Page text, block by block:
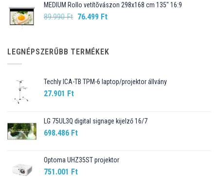
109.990 Ft.98.990 Ft.
MEDIUM Rollo vetítõvászon 298x168 cm 135" 16:9
89.990Ft Original
89.990 Ft.
76.499 FtCurrent
76.499 Ft.
LEGNÉPSZERŰBB TERMÉKEK
Techly ICA-TB TPM-6 laptop/projektor állvány
27.901 Ft
LG 75UL3Q digital signage kijelző 16/7
698.486 Ft
Optoma UHZ35ST projektor
751.001 Ft